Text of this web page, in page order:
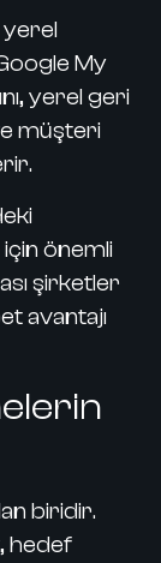
My
yerel geri
müşteri
önemli
şirketler
avantajı
biridir.
hedef